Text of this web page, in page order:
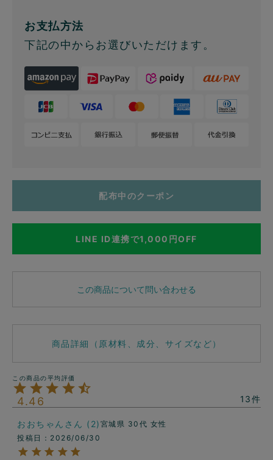
お支払方法
下記の中からお選びいただけます。
配布中のクーポン
LINE ID連携で1,000円OFF
この商品について問い合わせる
商品詳細（原材料、成分、サイズなど）
4.46 13
おおちゃん 2 宮城県 30代 女性
投稿日
2026/06/30